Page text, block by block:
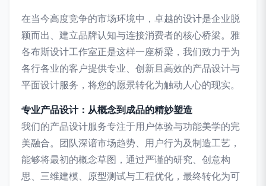
在当今高度竞争的市场环境中，卓越的设计是企业脱
颖而出、建立品牌认知与连接消费者的核心桥梁。雅
各布斯设计工作室正是这样一座桥梁，我们致力于为
各行各业的客户提供专业、创新且高效的产品设计与
平面设计服务，将您的愿景转化为触动人心的现实。
专业产品设计：从概念到成品的精妙塑造
我们的产品设计服务专注于用户体验与功能美学的完
美融合。团队深谙市场趋势、用户行为及制造工艺，
能够将最初的概念草图，通过严谨的研究、创意构
思、三维建模、原型测试与工程优化，最终转化为可